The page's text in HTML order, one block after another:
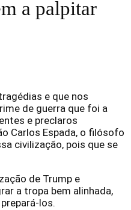
a palpitar
e que nos
de guerra que foi a
e preclaros
Carlos Espada, o filósofo
civilização, pois que se
de Trump e
a tropa bem alinhada,
los.